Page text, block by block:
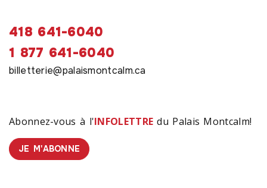
Abonnez-vous à l'INFOLETTRE du Palais Montcalm!
JE M'ABONNE
418 641-6040
1 877 641-6040
billetterie@palaismontcalm.ca